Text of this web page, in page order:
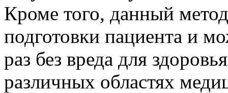
Кроме того, данный
подготовки пациента и
раз без вреда для
различных областях